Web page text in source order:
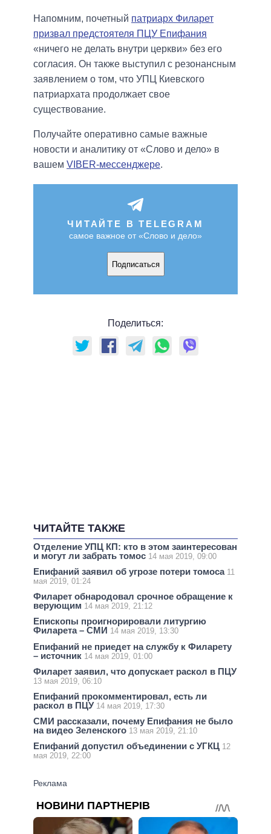
Напомним, почетный патриарх Филарет
призвал предстоятеля ПЦУ Епифания
«ничего не делать внутри церкви» без его
согласия. Он также выступил с резонансным
заявлением о том, что УПЦ Киевского
патриархата продолжает свое
существование.
Получайте оперативно самые важные
новости и аналитику от «Слово и дело» в
вашем VIBER-мессенджере.
ЧИТАЙТЕ В TELEGRAM
самое важное от «Слово и дело»
Подписаться
Поделиться:
ЧИТАЙТЕ ТАКЖЕ
Отделение УПЦ КП: кто в этом заинтересован
и могут ли забрать томос 14 мая 2019, 09:00
Епифаний заявил об угрозе потери томоса 11
мая 2019, 01:24
Филарет обнародовал срочное обращение к
верующим 14 мая 2019, 21:12
Епископы проигнорировали литургию
Филарета – СМИ 14 мая 2019, 13:30
Епифаний не приедет на службу к Филарету
– источник 14 мая 2019, 01:00
Филарет заявил, что допускает раскол в ПЦУ
13 мая 2019, 06:10
Епифаний прокомментировал, есть ли
раскол в ПЦУ 14 мая 2019, 17:30
СМИ рассказали, почему Епифания не было
на видео Зеленского 13 мая 2019, 21:10
Епифаний допустил объединении с УГКЦ 12
мая 2019, 22:00